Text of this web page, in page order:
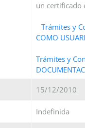
un certificado
Trámites y
COMO
Trámites y
15/12/2010
Indefinida